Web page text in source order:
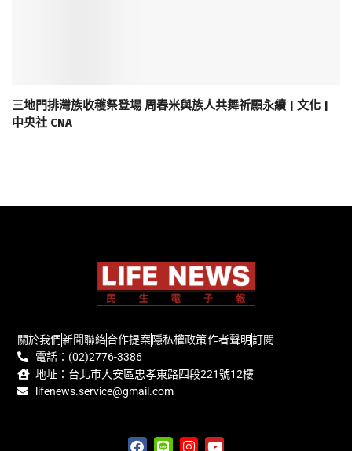
三地門排灣族收穫祭登場 周春米與族人共舞祈願永續 | 文化 |
中央社 CNA
關於我們新聞聯絡合作提案隱私權政策作者聲明訂閱
電話：(02)2776-3386
地址：台北市大安區忠孝東路四段221號12樓
lifenews.service@gmail.com